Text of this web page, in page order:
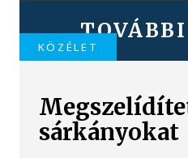
KÖZÉLET
sárkányokat